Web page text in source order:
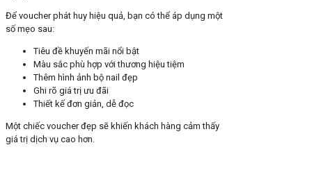
Để voucher phát huy hiệu quả, bạn có thể áp dụng một
số mẹo sau:
Tiêu đề khuyến mãi nổi bật
Màu sắc phù hợp với thương hiệu tiệm
Thêm hình ảnh bộ nail đẹp
Ghi rõ giá trị ưu đãi
Thiết kế đơn giản, dễ đọc
Một chiếc voucher đẹp sẽ khiến khách hàng cảm thấy
giá trị dịch vụ cao hơn.